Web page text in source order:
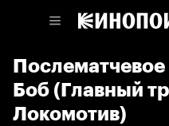
Боб (Главный
Локомотив)